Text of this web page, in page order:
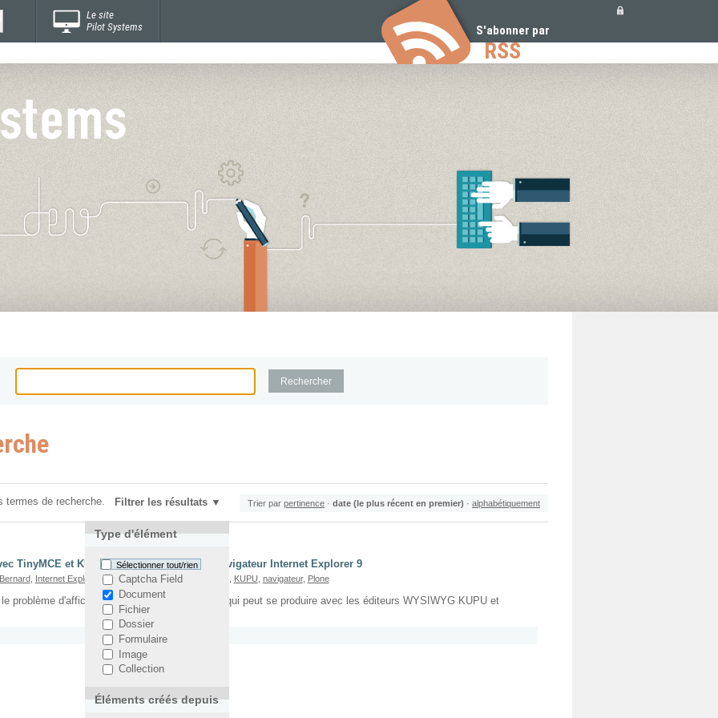
Le site
Pilot Systems
S'abonner par
RSS
termes de recherche. Filtrer les résultats
Type d'élément
Sélectionner tout/rien
Captcha Field
Document
Fichier
Dossier
Formulaire
Image
Collection
Éléments créés depuis
Trier par pertinence · date (le plus récent en premier) · alphabétiquement
TinyMCE et KUPU sous Plone 4 avec le navigateur Internet Explorer 9
, Internet Explorer 9,Plone 4, TinyMCE, KUPU navigateur, Plone
problème d'affichage sous Internet Explorer 9 qui peut se produire avec les éditeurs WYSIWYG KUPU et